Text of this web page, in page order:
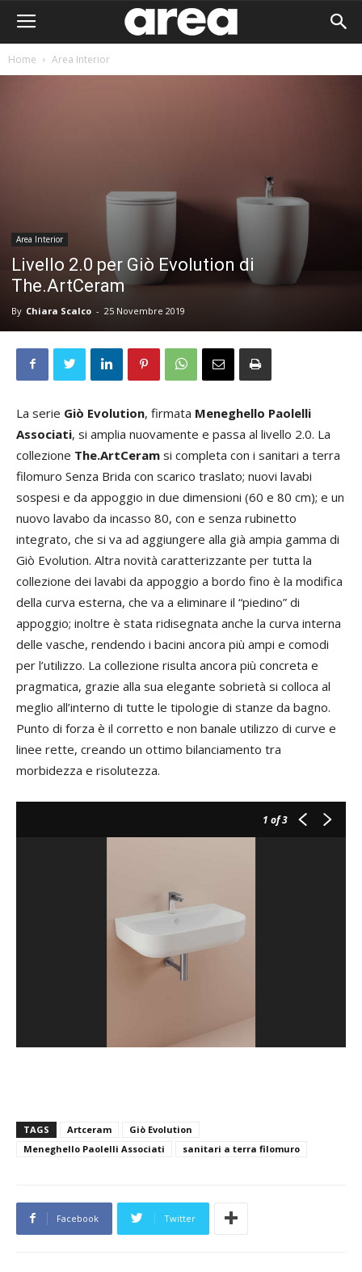
Area
Home Area Interior
Area Interior
Livello 2.0 per Giò Evolution di
The.ArtCeram
By Chiara Scalco - 25 Novembre 2019
La serie Giò Evolution, firmata Meneghello Paolelli
Associati, si amplia nuovamente e passa al livello 2.0. La
collezione The.ArtCeram si completa con i sanitari a terra
filomuro Senza Brida con scarico traslato; nuovi lavabi
sospesi e da appoggio in due dimensioni (60 e 80 cm); e un
nuovo lavabo da incasso 80, con e senza rubinetto
integrato, che si va ad aggiungere alla già ampia gamma di
Giò Evolution. Altra novità caratterizzante per tutta la
collezione dei lavabi da appoggio a bordo fino è la modifica
della curva esterna, che va a eliminare il “piedino” di
appoggio; inoltre è stata ridisegnata anche la curva interna
delle vasche, rendendo i bacini ancora più ampi e comodi
per l’utilizzo. La collezione risulta ancora più concreta e
pragmatica, grazie alla sua elegante sobrietà si colloca al
meglio all’interno di tutte le tipologie di stanze da bagno.
Punto di forza è il corretto e non banale utilizzo di curve e
linee rette, creando un ottimo bilanciamento tra
morbidezza e risolutezza.
1 of 3
TAGS Artceram
Giò Evolution
Meneghello Paolelli Associati
sanitari a terra filomuro
Facebook Twitter